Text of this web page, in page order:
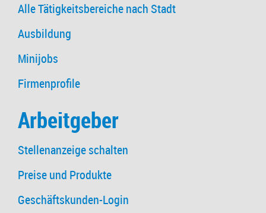
Alle Tätigkeitsbereiche nach Stadt
Ausbildung
Minijobs
Firmenprofile
Arbeitgeber
Stellenanzeige schalten
Preise und Produkte
Geschäftskunden-Login